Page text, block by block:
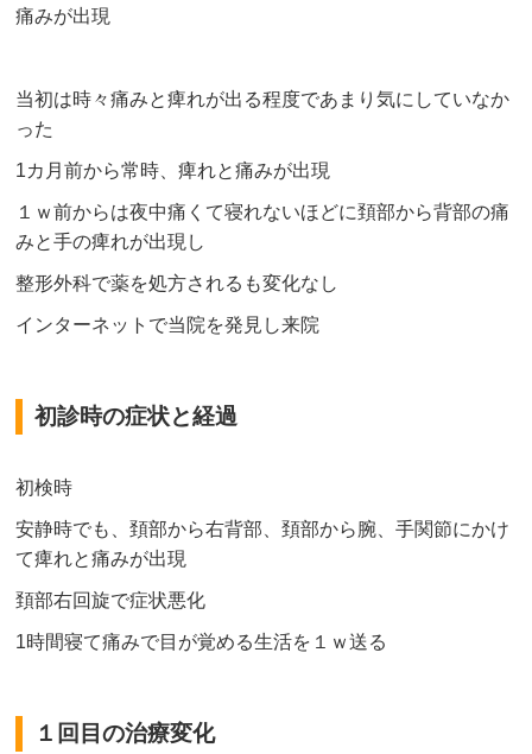
痛みが出現
当初は時々痛みと痺れが出る程度であまり気にしていなか
った
1カ月前から常時、痺れと痛みが出現
１ｗ前からは夜中痛くて寝れないほどに頚部から背部の痛
みと手の痺れが出現し
整形外科で薬を処方されるも変化なし
インターネットで当院を発見し来院
初診時の症状と経過
初検時
安静時でも、頚部から右背部、頚部から腕、手関節にかけ
て痺れと痛みが出現
頚部右回旋で症状悪化
1時間寝て痛みで目が覚める生活を１ｗ送る
１回目の治療変化